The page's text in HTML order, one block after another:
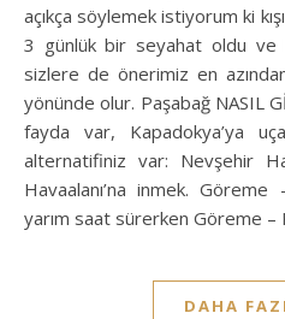
açıkça söylemek istiyorum ki
3 günlük bir seyahat oldu ve
sizlere de önerimiz en
yönünde olur. Paşabağ NASIL
fayda var, Kapadokya’ya
alternatifiniz var: Nevşehir
Havaalanı’na inmek.
yarım saat sürerken Göreme –
DAHA